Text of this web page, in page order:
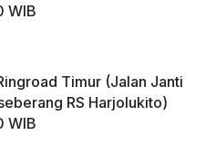
WIB
Timur (Jalan Janti
RS Harjolukito)
WIB